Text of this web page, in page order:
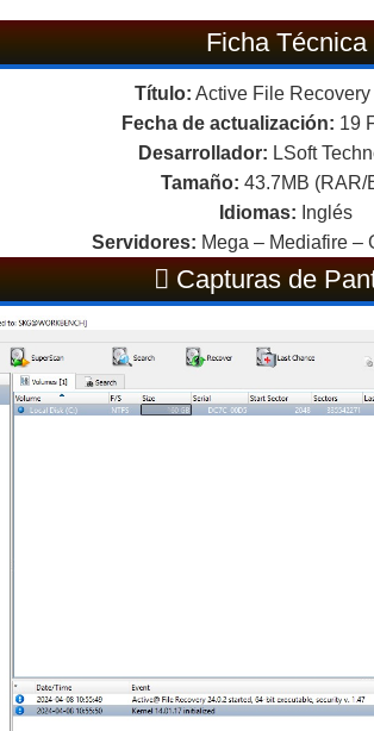
Ficha Técnica
Título: Active File Recovery
Fecha de actualización: 19
Desarrollador: LSoft
Tamaño: 43.7MB (RAR/
Idiomas: Inglés
Servidores: Mega – Mediafire –
Capturas de